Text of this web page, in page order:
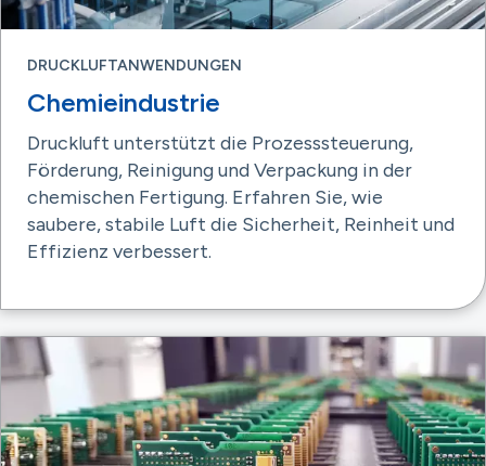
DRUCKLUFTANWENDUNGEN
Chemieindustrie
Druckluft unterstützt die Prozesssteuerung,
Förderung, Reinigung und Verpackung in der
chemischen Fertigung. Erfahren Sie, wie
saubere, stabile Luft die Sicherheit, Reinheit und
Effizienz verbessert.